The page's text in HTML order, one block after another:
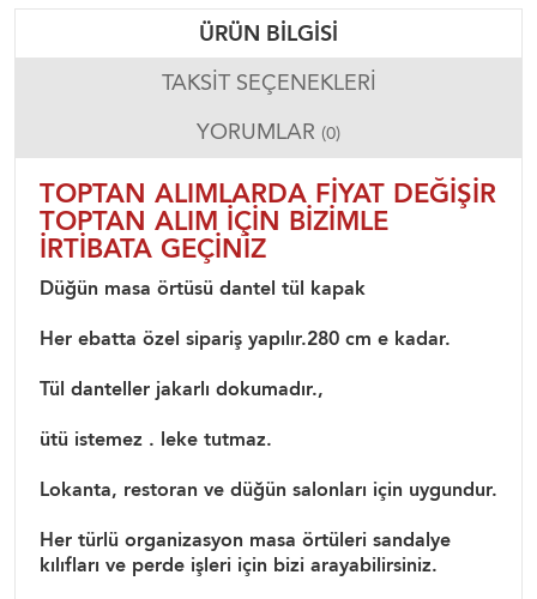
ÜRÜN BILGISI
TAKSIT SEÇENEKLERI
YORUMLAR (0)
TOPTAN ALIMLARDA FİYAT DEĞİŞİR
TOPTAN ALIM İÇİN BİZİMLE
İRTİBATA GEÇİNİZ
Düğün masa örtüsü dantel tül kapak
Her ebatta özel sipariş yapılır.280 cm e kadar.
Tül danteller jakarlı dokumadır.,
ütü istemez . leke tutmaz.
Lokanta, restoran ve düğün salonları için uygundur.
Her türlü organizasyon masa örtüleri sandalye
kılıfları ve perde işleri için bizi arayabilirsiniz.